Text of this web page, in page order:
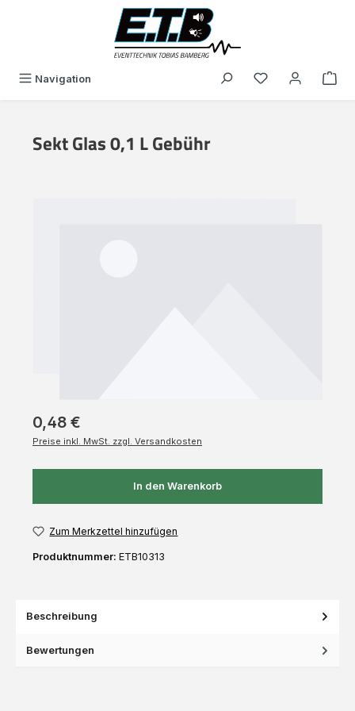
Navigation Du hast 0
Sekt Glas 0,1 L Gebühr
0,48 €
Preise inkl. MwSt. zzgl. Versandkosten
In den Warenkorb
Zum Merkzettel hinzufügen
Produktnummer: ETB10313
Beschreibung
Bewertungen